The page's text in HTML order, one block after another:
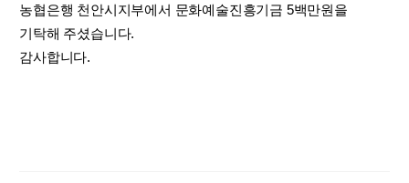
농협은행 천안시지부에서 문화예술진흥기금 5백만원을
기탁해 주셨습니다.
감사합니다.